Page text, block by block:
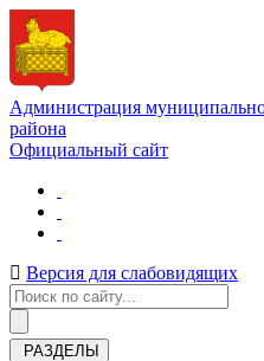
Администрация
района
Официальный сайт
Версия для слабовидящих
РАЗДЕЛЫ